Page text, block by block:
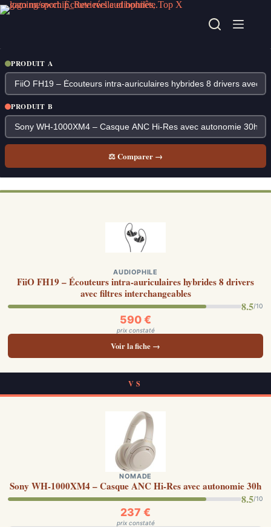
Passer
au
PRODUIT A
PRODUIT B
⚖ Comparer →
AUDIOPHILE
FiiO FH19 – Écouteurs intra-auriculaires hybrides 8 drivers
avec filtres interchangeables
8.5/10
590 €
prix constaté
Voir la fiche →
VS
NOMADE
Sony WH-1000XM4 – Casque ANC Hi-Res avec autonomie 30h
8.5/10
237 €
prix constaté